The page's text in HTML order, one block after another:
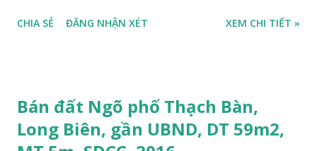
nở hậu, tiện để ở, làm kho xưởng, sổ đỏ chính chủ, giá bán:
CHIA SẺ ĐĂNG NHẬN XÉT XEM CHI TIẾT »
Bán đất Ngõ phố Thạch Bàn,
Long Biên, gần UBND, DT 59m2,